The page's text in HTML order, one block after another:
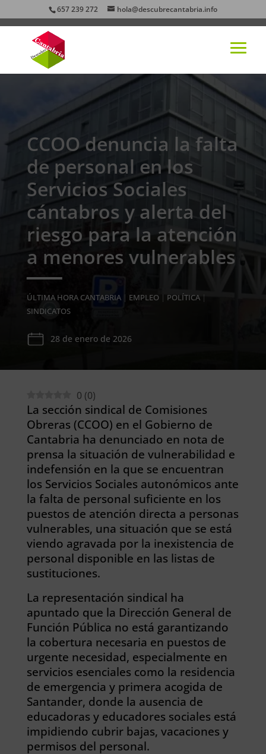
657 239 272 hola@descubrecantabria.info
CCOO denuncia la falta
de personal en los
Servicios Sociales
cántabros y alerta del
riesgo para la atención
a menores vulnerables
ÚLTIMA HORA CANTABRIA| EMPLEO| POLÍTICA|
SINDICATOS
28 de enero de 2026
0 (0)
La sección sindical de Comisiones
Obreras (CCOO) en el Gobierno de
Cantabria ha denunciado en nota de
prensa la situación de vulnerabilidad e
indefensión en la que se encuentran
los Servicios Sociales autonómicos ante
la falta de personal suficiente en los
puestos de atención directa a personas
vulnerables, una situación que se está
viendo agravada por la inexistencia de
personal disponible en las listas de
sustituciones.
La representación sindical ha
apuntado que la Dirección General de
Función Pública no está garantizando
la cobertura necesaria en puestos de
urgente necesidad, especialmente en
servicios esenciales como la residencia
de emergencia y primera acogida de
Santander, donde la ausencia de
educadoras y educadores sociales está
impidiendo cubrir bajas, vacaciones y
permisos del personal.